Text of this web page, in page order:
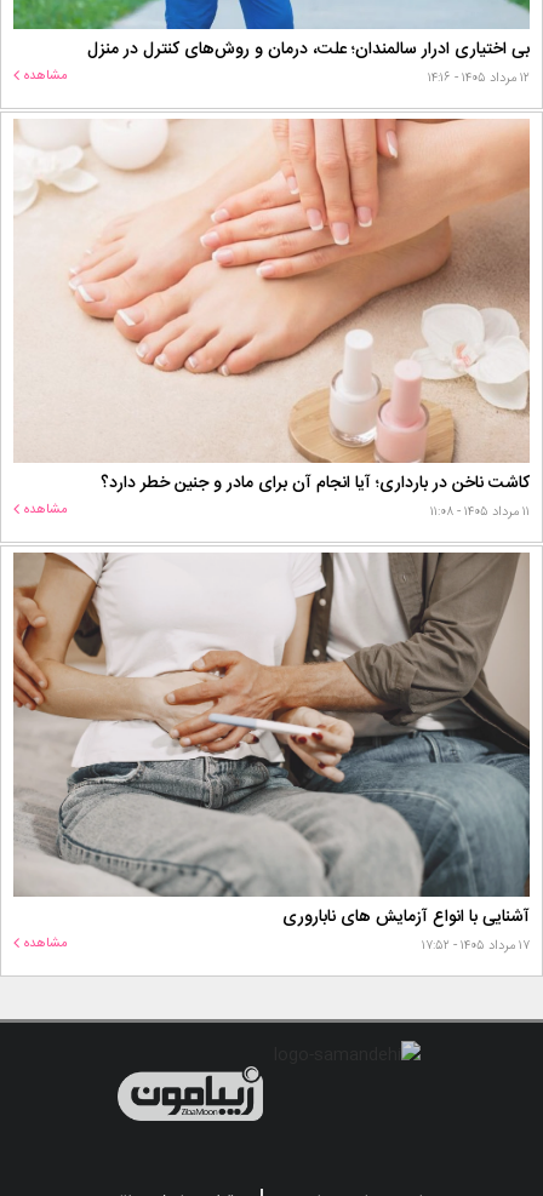
بی اختیاری ادرار سالمندان؛ علت، درمان و روش‌های کنترل در منزل
۱۲ مرداد ۱۴۰۵ - ۱۴:۱۶ مشاهده
کاشت ناخن در بارداری؛ آیا انجام آن برای مادر و جنین خطر دارد؟
۱۱ مرداد ۱۴۰۵ - ۱۱:۰۸ مشاهده
آشنایی با انواع آزمایش های ناباروری
۱۷ مرداد ۱۴۰۵ - ۱۷:۵۲ مشاهده